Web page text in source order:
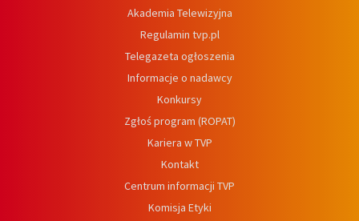
Akademia Telewizyjna
Regulamin tvp.pl
Telegazeta ogłoszenia
Informacje o nadawcy
Konkursy
Zgłoś program (ROPAT)
Kariera w TVP
Kontakt
Centrum informacji TVP
Komisja Etyki